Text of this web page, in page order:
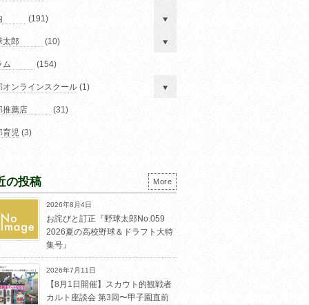
(191)
太郎 (10)
ム (154)
オンラインスクール (1)
推薦店 (31)
育児 (3)
の投稿
2026年8月4日
お詫びと訂正『野球太郎No.059
2026夏の高校野球＆ドラフト大特
集号』
2026年7月11日
【8月1日開催】スカウト的観戦者
カルト座談会 第3回〜甲子園直前
More